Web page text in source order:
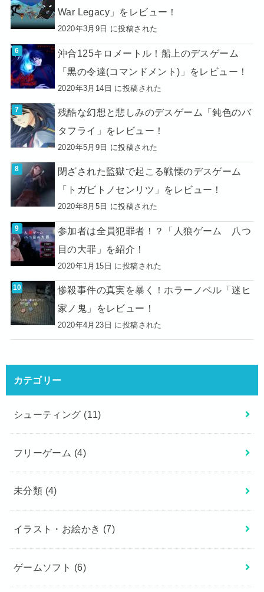
War Legacy」をレビュー！
2020年3月9日 に投稿された
沖合125キロメートル！船上のデスゲーム
「黒の令達(コマンドメント)」をレビュー！
2020年3月14日 に投稿された
残酷な幻想と悲しみのデスゲーム「鈍色のバ
タフライ」をレビュー！
2020年5月9日 に投稿された
閉ざされた監獄で起こる戦慄のデスゲーム
「トガビトノセンリツ」をレビュー！
2020年8月5日 に投稿された
参加者は全員犯罪者！？「人狼ゲーム 八つ
目の大罪」を紹介！
2020年1月15日 に投稿された
惨殺事件の真実を暴く！ホラーノベル「迷ヒ
家ノ鬼」をレビュー！
2020年4月23日 に投稿された
カテゴリー
シューティング (11)
フリーゲーム (4)
未分類 (4)
イラスト・お絵かき (7)
ゲームソフト (6)